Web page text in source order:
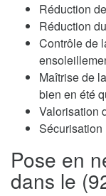
Réduction
Réduction
Contrôle de
Maîtrise de
bien en été
Valorisation
Sécurisation
Pose en
dans le